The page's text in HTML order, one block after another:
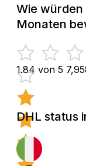
Wie würden
Monaten
1.84 von 5
DHL status